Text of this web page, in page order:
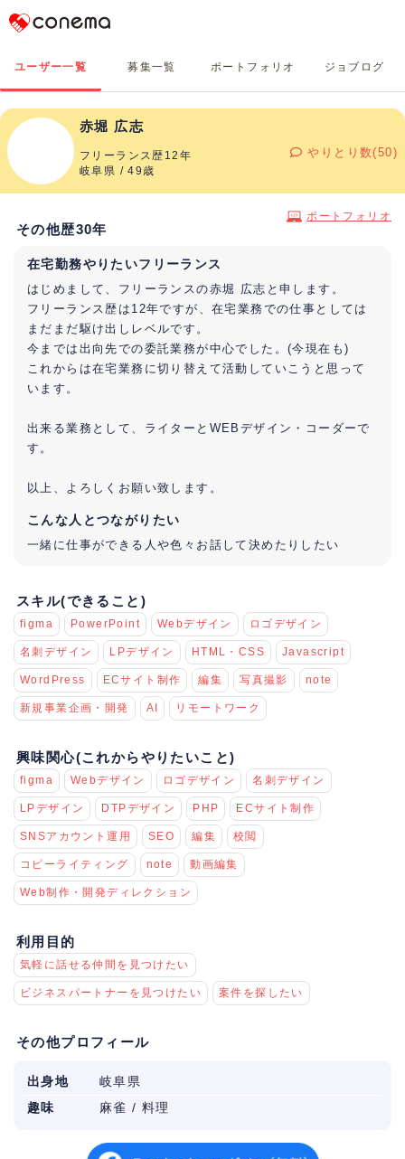
Conema
ユーザー一覧 募集一覧 ポートフォリオ ジョブログ
赤堀 広志
フリーランス歴12年
岐阜県 / 49歳
やりとり数(50)
ポートフォリオ
その他歴30年
在宅勤務やりたいフリーランス
はじめまして、フリーランスの赤堀 広志と申します。
フリーランス歴は12年ですが、在宅業務での仕事としては
まだまだ駆け出しレベルです。
今までは出向先での委託業務が中心でした。(今現在も)
これからは在宅業務に切り替えて活動していこうと思って
います。
出来る業務として、ライターとWEBデザイン・コーダーで
す。
以上、よろしくお願い致します。
こんな人とつながりたい
一緒に仕事ができる人や色々お話して決めたりしたい
スキル(できること)
figma PowerPoint Webデザイン ロゴデザイン
名刺デザイン LPデザイン HTML・CSS Javascript
WordPress ECサイト制作 編集 写真撮影 note
新規事業企画・開発 AI リモートワーク
興味関心(これからやりたいこと)
figma Webデザイン ロゴデザイン 名刺デザイン
LPデザイン DTPデザイン PHP ECサイト制作
SNSアカウント運用 SEO 編集 校閲
コピーライティング note 動画編集
Web制作・開発ディレクション
利用目的
気軽に話せる仲間を見つけたい
ビジネスパートナーを見つけたい 案件を探したい
その他プロフィール
出身地
岐阜県
趣味
麻雀 / 料理